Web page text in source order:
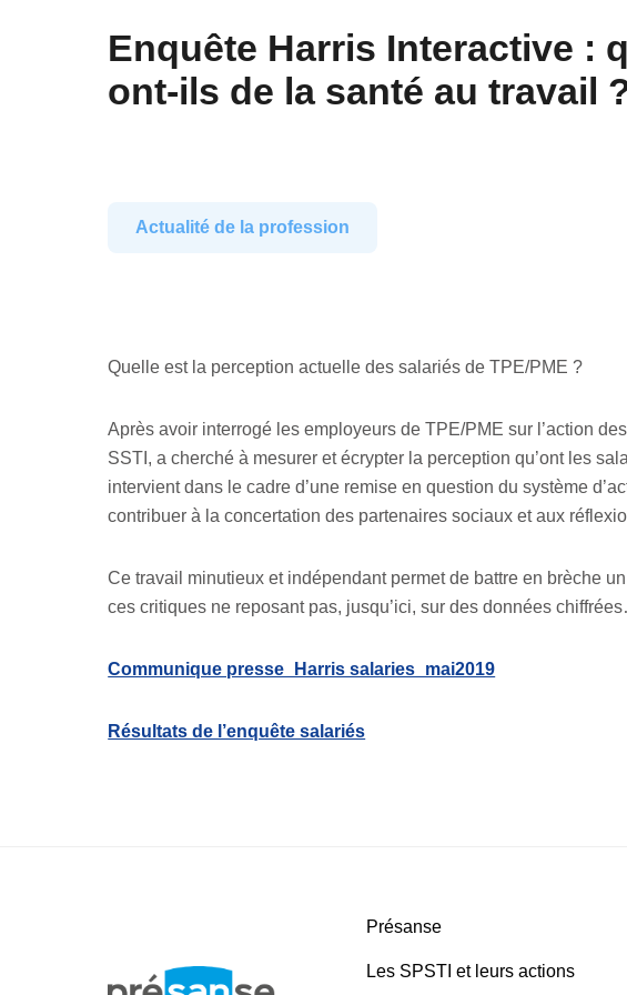
Enquête Harris Interactive :
ont-ils de la santé au travail
Actualité de la profession
Quelle est la perception actuelle des salariés de TPE/PME ?
Après avoir interrogé les employeurs de TPE/PME sur l’action
SSTI, a cherché à mesurer et écrypter la perception qu’ont les
intervient dans le cadre d’une remise en question du système
contribuer à la concertation des partenaires sociaux et aux
Ce travail minutieux et indépendant permet de battre en brèche
ces critiques ne reposant pas, jusqu’ici, sur des données
Communique presse_Harris salaries_mai2019
Résultats de l’enquête salariés
Présanse
Les SPSTI et leurs actions